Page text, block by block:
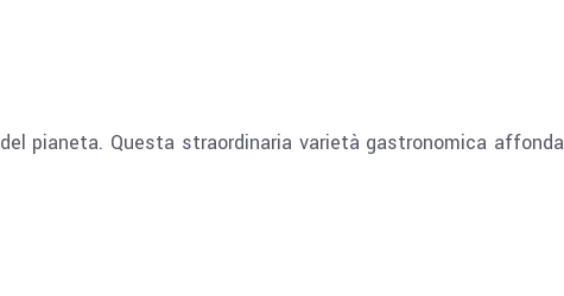
pianeta. Questa straordinaria varietà gastronomica affonda